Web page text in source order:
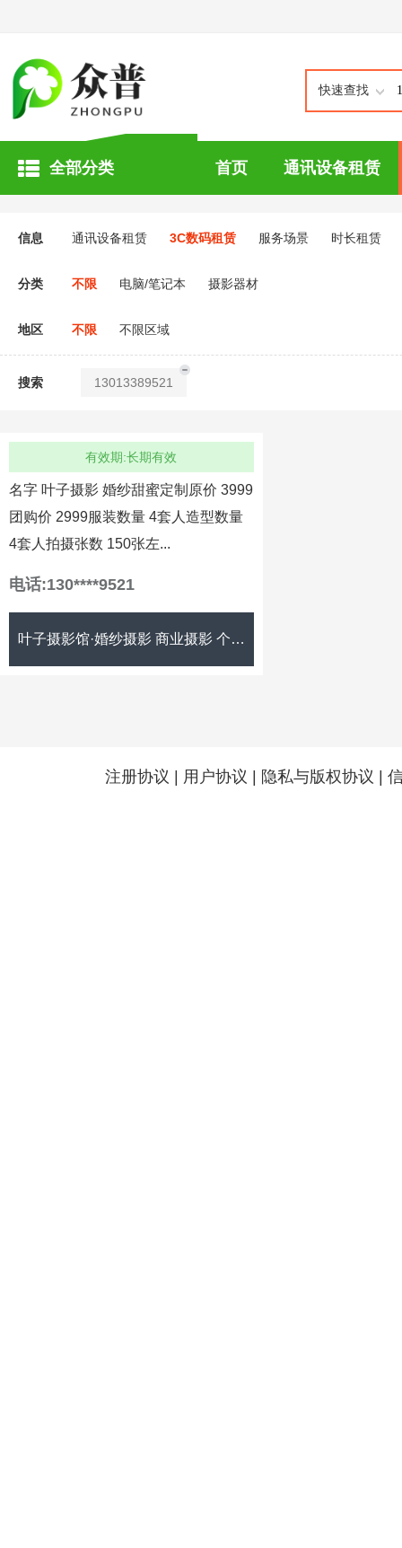
快速查找
全部分类 首页 通讯设备租赁
信息 通讯设备租赁 3C数码租赁 服务场景 时长租赁
分类 不限 电脑/笔记本 摄影器材
地区 不限 不限区域
搜索 13013389521
有效期:长期有效
名字 叶子摄影 婚纱甜蜜定制原价 3999
团购价 2999服装数量 4套人造型数量
4套人拍摄张数 150张左...
电话:130****9521
叶子摄影馆·婚纱摄影 商业摄影 个人写真
注册协议 用户协议 隐私与版权协议